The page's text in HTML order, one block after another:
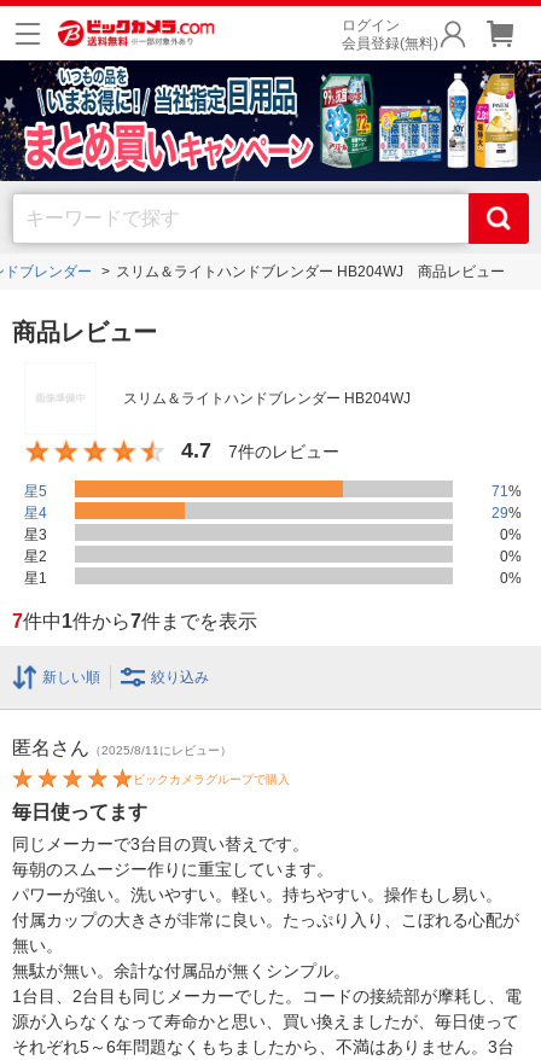
ログイン
会員登録(無料)
ドブレンダー スリム＆ライトハンドブレンダー HB204WJ 商品レビュー
商品レビュー
スリム＆ライトハンドブレンダー HB204WJ
4.7 7件のレビュー
星5 71%
星4
29%
星3
0%
星2
0%
星1
0%
7件中1件から7件までを表示
新しい順 絞り込み
匿名 さん （2025/8/11にレビュー）
ビックカメラグループで購入
毎日使ってます
同じメーカーで3台目の買い替えです。
毎朝のスムージー作りに重宝しています。
パワーが強い。洗いやすい。軽い。持ちやすい。操作もし易い。
付属カップの大きさが非常に良い。たっぷり入り、こぼれる心配が
無い。
無駄が無い。余計な付属品が無くシンプル。
1台目、2台目も同じメーカーでした。コードの接続部が摩耗し、電
源が入らなくなって寿命かと思い、買い換えましたが、毎日使って
それぞれ5～6年問題なくもちましたから、不満はありません。3台